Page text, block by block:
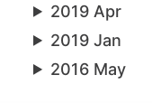
2019 Apr
2019 Jan
2016 May